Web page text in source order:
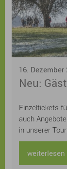
16. Dezember
Neu:
Einzeltickets
auch
in unserer
einfach und
Homepage
weiterlesen